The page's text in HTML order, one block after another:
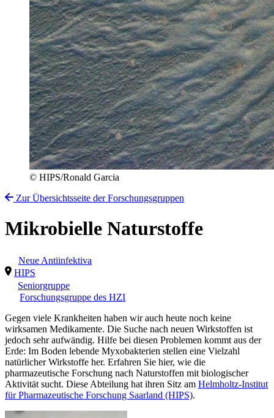
© HIPS/Ronald Garcia
Zur Übersichtsseite der Forschungsgruppen
Mikrobielle Naturstoffe
Neue Antiinfektiva
HIPS
Seniorgruppe
Forschungsgruppe des HZI
Gegen viele Krankheiten haben wir auch heute noch keine
wirksamen Medikamente. Die Suche nach neuen Wirkstoffen ist
jedoch sehr aufwändig. Hilfe bei diesen Problemen kommt aus der
Erde: Im Boden lebende Myxobakterien stellen eine Vielzahl
natürlicher Wirkstoffe her. Erfahren Sie hier, wie die
pharmazeutische Forschung nach Naturstoffen mit biologischer
Aktivität sucht. Diese Abteilung hat ihren Sitz am Helmholtz-Institut
für Pharmazeutische Forschung Saarland (HIPS).